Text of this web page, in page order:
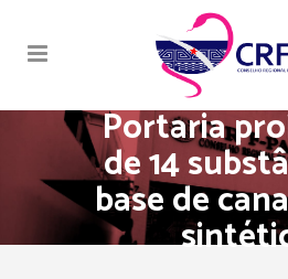
Portaria
de 14
base de